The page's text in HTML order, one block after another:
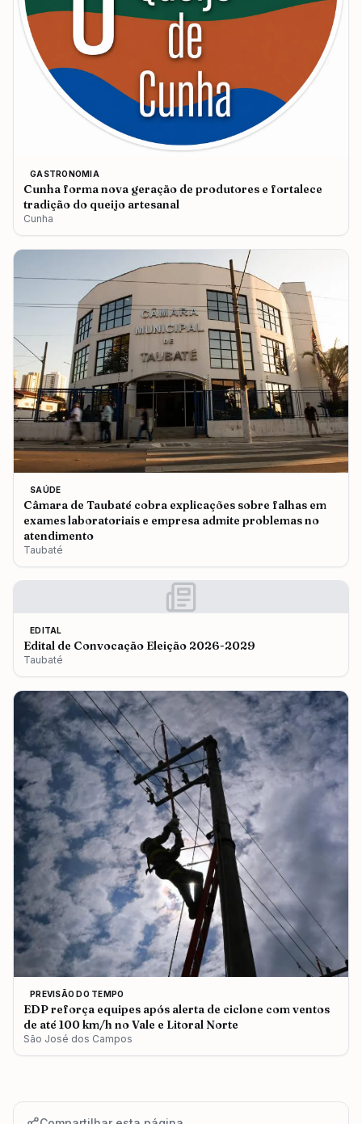
GASTRONOMIA
Cunha forma nova geração de produtores e fortalece
tradição do queijo artesanal
Cunha
SAÚDE
Câmara de Taubaté cobra explicações sobre falhas em
exames laboratoriais e empresa admite problemas no
atendimento
Taubaté
EDITAL
Edital de Convocação Eleição 2026-2029
Taubaté
PREVISÃO DO TEMPO
EDP reforça equipes após alerta de ciclone com ventos
de até 100 km/h no Vale e Litoral Norte
São José dos Campos